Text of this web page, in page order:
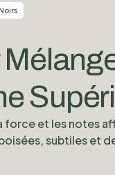
force et les notes
subtiles et